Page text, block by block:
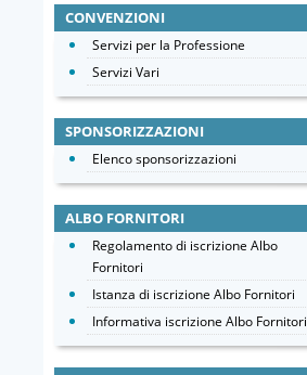
CONVENZIONI
Servizi per la Professione
Servizi Vari
SPONSORIZZAZIONI
Elenco sponsorizzazioni
ALBO FORNITORI
Regolamento di iscrizione Albo
Fornitori
Istanza di iscrizione Albo Fornitori
Informativa iscrizione Albo Fornitori